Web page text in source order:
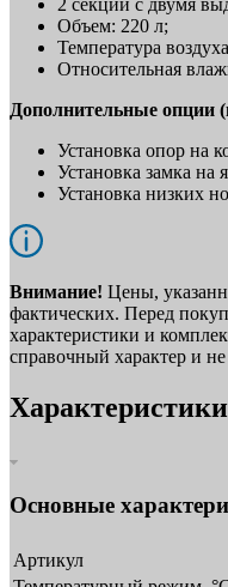
2 секции с двумя
Объем: 220 л;
Температура
Относительная
Дополнительные опции
Установка опор на
Установка замка на
Установка низких
Внимание! Цены,
фактических. Перед
характеристики и
справочный характер и
Характеристики
Основные
Артикул